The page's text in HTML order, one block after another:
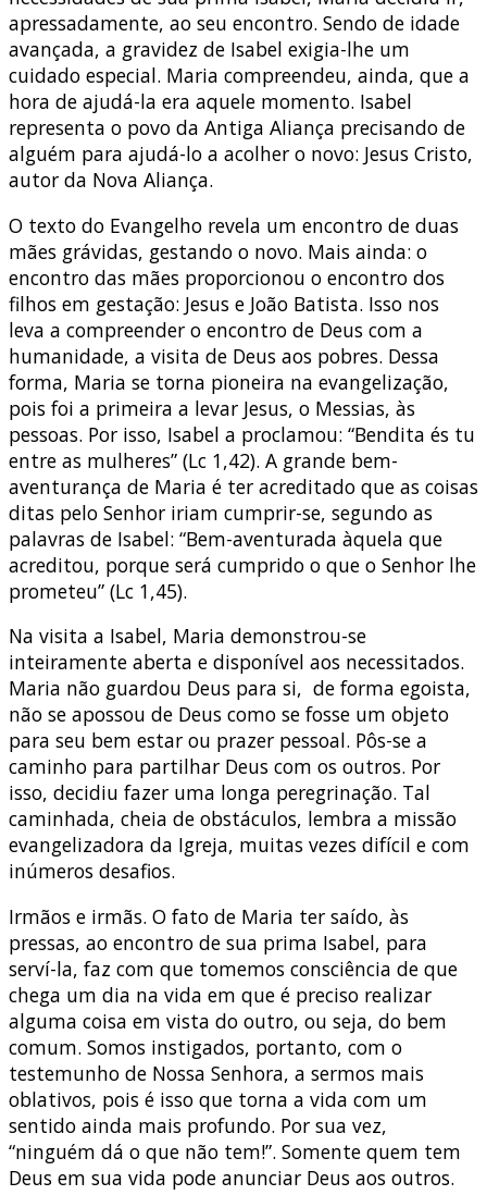
apressadamente, ao seu encontro. Sendo de idade
avançada, a gravidez de Isabel exigia-lhe um
cuidado especial. Maria compreendeu, ainda, que a
hora de ajudá-la era aquele momento. Isabel
representa o povo da Antiga Aliança precisando de
alguém para ajudá-lo a acolher o novo: Jesus Cristo,
autor da Nova Aliança.
O texto do Evangelho revela um encontro de duas
mães grávidas, gestando o novo. Mais ainda: o
encontro das mães proporcionou o encontro dos
filhos em gestação: Jesus e João Batista. Isso nos
leva a compreender o encontro de Deus com a
humanidade, a visita de Deus aos pobres. Dessa
forma, Maria se torna pioneira na evangelização,
pois foi a primeira a levar Jesus, o Messias, às
pessoas. Por isso, Isabel a proclamou: “Bendita és tu
entre as mulheres” (Lc 1,42). A grande bem-
aventurança de Maria é ter acreditado que as coisas
ditas pelo Senhor iriam cumprir-se, segundo as
palavras de Isabel: “Bem-aventurada àquela que
acreditou, porque será cumprido o que o Senhor lhe
prometeu” (Lc 1,45).
Na visita a Isabel, Maria demonstrou-se
inteiramente aberta e disponível aos necessitados.
Maria não guardou Deus para si, de forma egoista,
não se apossou de Deus como se fosse um objeto
para seu bem estar ou prazer pessoal. Pôs-se a
caminho para partilhar Deus com os outros. Por
isso, decidiu fazer uma longa peregrinação. Tal
caminhada, cheia de obstáculos, lembra a missão
evangelizadora da Igreja, muitas vezes difícil e com
inúmeros desafios.
Irmãos e irmãs. O fato de Maria ter saído, às
pressas, ao encontro de sua prima Isabel, para
serví-la, faz com que tomemos consciência de que
chega um dia na vida em que é preciso realizar
alguma coisa em vista do outro, ou seja, do bem
comum. Somos instigados, portanto, com o
testemunho de Nossa Senhora, a sermos mais
oblativos, pois é isso que torna a vida com um
sentido ainda mais profundo. Por sua vez,
“ninguém dá o que não tem!”. Somente quem tem
Deus em sua vida pode anunciar Deus aos outros.